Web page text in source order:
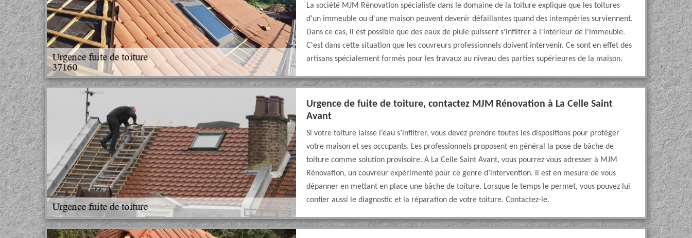
La société MJM Rénovation spécialiste dans le domaine de la toiture explique que les toitures
d'un immeuble ou d'une maison peuvent devenir défaillantes quand des intempéries surviennent.
Dans ce cas, il est possible que des eaux de pluie puissent s'infiltrer à l'intérieur de l'immeuble.
C'est dans cette situation que les couvreurs professionnels doivent intervenir. Ce sont en effet des
artisans spécialement formés pour les travaux au niveau des parties supérieures de la maison.
Urgence de fuite de toiture, contactez MJM Rénovation à La Celle Saint
Avant
Si votre toiture laisse l’eau s’infiltrer, vous devez prendre toutes les dispositions pour protéger
votre maison et ses occupants. Les professionnels proposent en général la pose de bâche de
toiture comme solution provisoire. A La Celle Saint Avant, vous pourrez vous adresser à MJM
Rénovation, un couvreur expérimenté pour ce genre d’intervention. Il est en mesure de vous
dépanner en mettant en place une bâche de toiture. Lorsque le temps le permet, vous pouvez lui
confier aussi le diagnostic et la réparation de votre toiture. Contactez-le.